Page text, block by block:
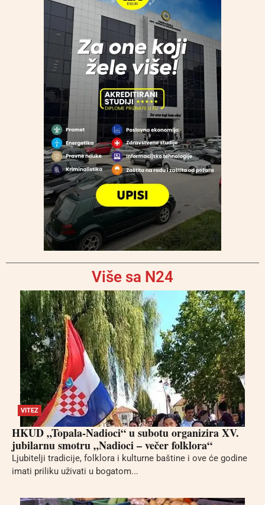
Više sa N24
VITEZ
HKUD „Topala-Nadioci“ u subotu organizira XV.
jubilarnu smotru „Nadioci – večer folklora“
Ljubitelji tradicije, folklora i kulturne baštine i ove će godine
imati priliku uživati u bogatom...